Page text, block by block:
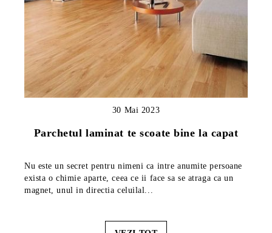
Parchetul laminat te scoate bine la capat
30 Mai 2023
Nu este un secret pentru nimeni ca intre anumite persoane
exista o chimie aparte, ceea ce ii face sa se atraga ca un
magnet, unul in directia celuilal...